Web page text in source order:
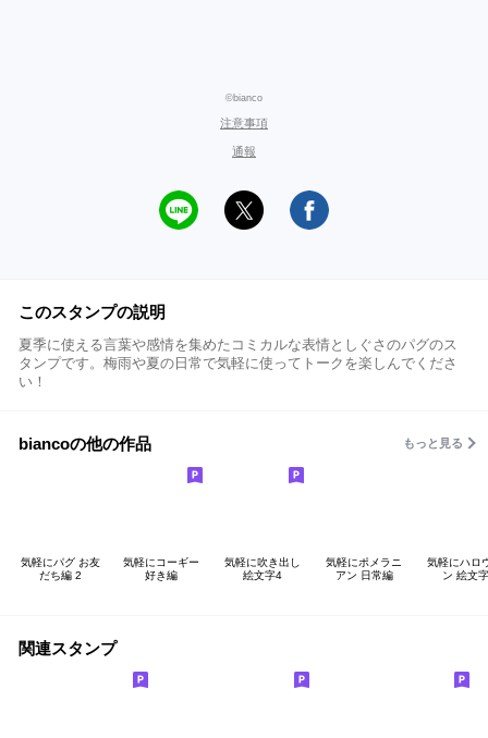
©bianco
注意事項
通報
このスタンプの説明
夏季に使える言葉や感情を集めたコミカルな表情としぐさのパグのス
タンプです。梅雨や夏の日常で気軽に使ってトークを楽しんでくださ
い！
biancoの他の作品 もっと見る
気軽にパグ お友
だち編 2
気軽にコーギー
好き編
気軽に吹き出し
絵文字4
気軽にポメラニ
アン 日常編
気軽にハロ
ン 絵文字
関連スタンプ